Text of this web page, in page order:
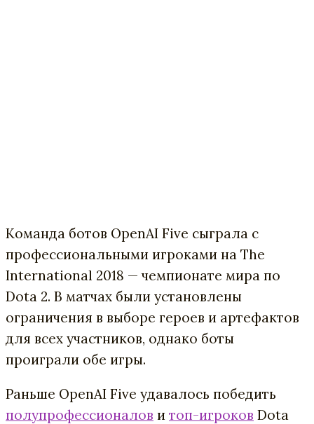
Команда ботов OpenAI Five сыграла с
профессиональными игроками на The
International 2018 —чемпионате мира по
Dota 2. В матчах были установлены
ограничения в выборе героев и артефактов
для всех участников, однако боты
проиграли обе игры.
Раньше OpenAI Five удавалось победить
полупрофессионалов и топ-игроков Dota